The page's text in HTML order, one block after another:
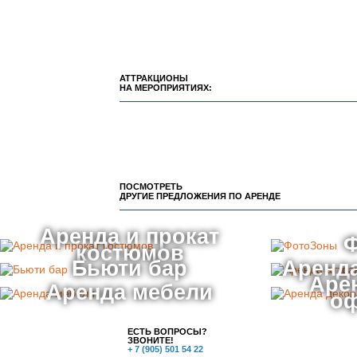
АТТРАКЦИОНЫ
НА МЕРОПРИЯТИЯХ:
ПОСМОТРЕТЬ
ДРУГИЕ ПРЕДЛОЖЕНИЯ ПО АРЕНДЕ
Аренда и прокат
костюмов
Бьюти бар
Аренда мебели
ЕСТЬ ВОПРОСЫ?
ЗВОНИТЕ!
+ 7 (905) 501 54 22